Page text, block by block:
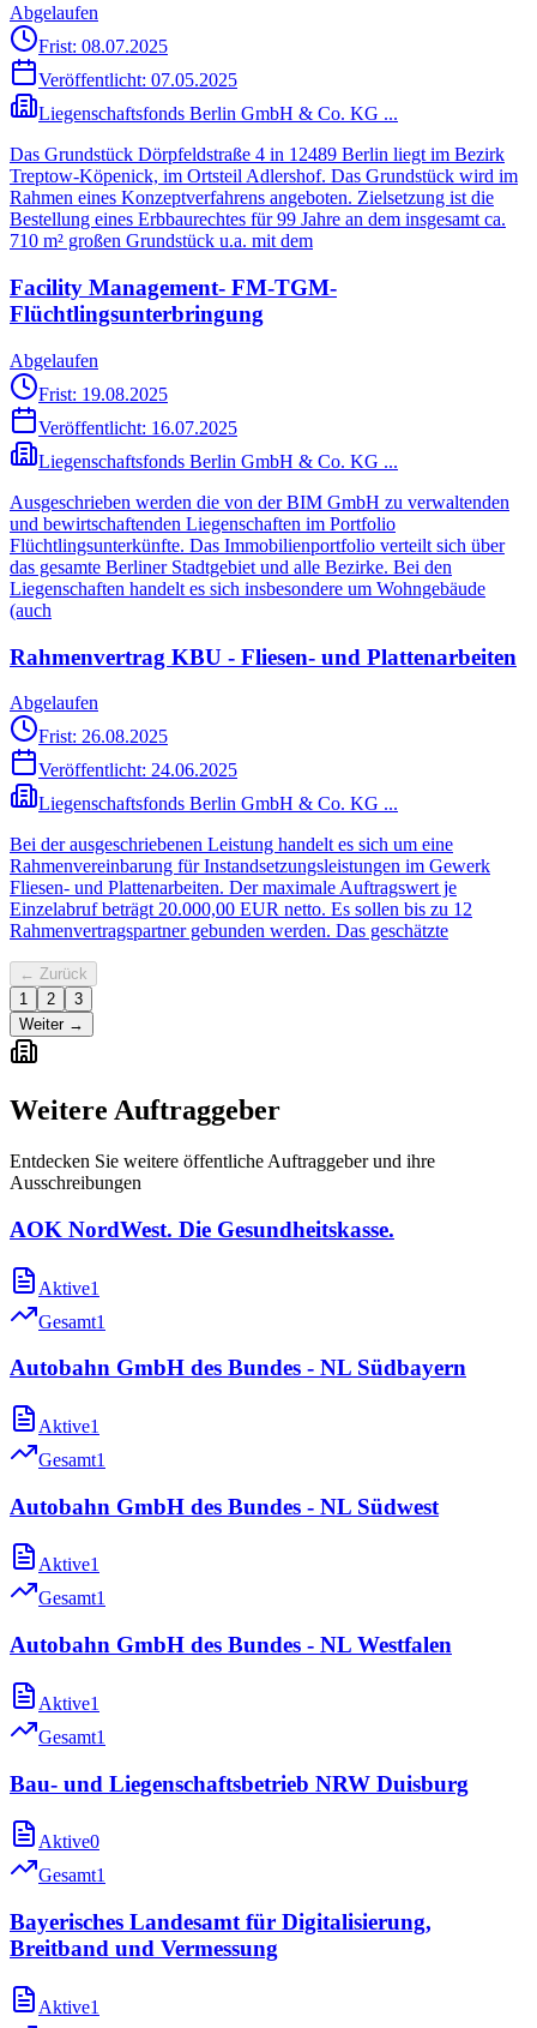
Abgelaufen
Frist: 08.07.2025
Veröffentlicht: 07.05.2025
Liegenschaftsfonds Berlin GmbH & Co. KG ...
Das Grundstück Dörpfeldstraße 4 in 12489 Berlin liegt im Bezirk
Treptow-Köpenick, im Ortsteil Adlershof. Das Grundstück wird im
Rahmen eines Konzeptverfahrens angeboten. Zielsetzung ist die
Bestellung eines Erbbaurechtes für 99 Jahre an dem insgesamt ca.
710 m² großen Grundstück u.a. mit dem
Facility Management- FM-TGM-
Flüchtlingsunterbringung
Abgelaufen
Frist: 19.08.2025
Veröffentlicht: 16.07.2025
Liegenschaftsfonds Berlin GmbH & Co. KG ...
Ausgeschrieben werden die von der BIM GmbH zu verwaltenden
und bewirtschaftenden Liegenschaften im Portfolio
Flüchtlingsunterkünfte. Das Immobilienportfolio verteilt sich über
das gesamte Berliner Stadtgebiet und alle Bezirke. Bei den
Liegenschaften handelt es sich insbesondere um Wohngebäude
(auch
Rahmenvertrag KBU - Fliesen- und Plattenarbeiten
Abgelaufen
Frist: 26.08.2025
Veröffentlicht: 24.06.2025
Liegenschaftsfonds Berlin GmbH & Co. KG ...
Bei der ausgeschriebenen Leistung handelt es sich um eine
Rahmenvereinbarung für Instandsetzungsleistungen im Gewerk
Fliesen- und Plattenarbeiten. Der maximale Auftragswert je
Einzelabruf beträgt 20.000,00 EUR netto. Es sollen bis zu 12
Rahmenvertragspartner gebunden werden. Das geschätzte
← Zurück
1
2
3
Weiter →
Weitere Auftraggeber
Entdecken Sie weitere öffentliche Auftraggeber und ihre
Ausschreibungen
AOK NordWest. Die Gesundheitskasse.
Aktive1
Gesamt1
Autobahn GmbH des Bundes - NL Südbayern
Aktive1
Gesamt1
Autobahn GmbH des Bundes - NL Südwest
Aktive1
Gesamt1
Autobahn GmbH des Bundes - NL Westfalen
Aktive1
Gesamt1
Bau- und Liegenschaftsbetrieb NRW Duisburg
Aktive0
Gesamt1
Bayerisches Landesamt für Digitalisierung,
Breitband und Vermessung
Aktive1